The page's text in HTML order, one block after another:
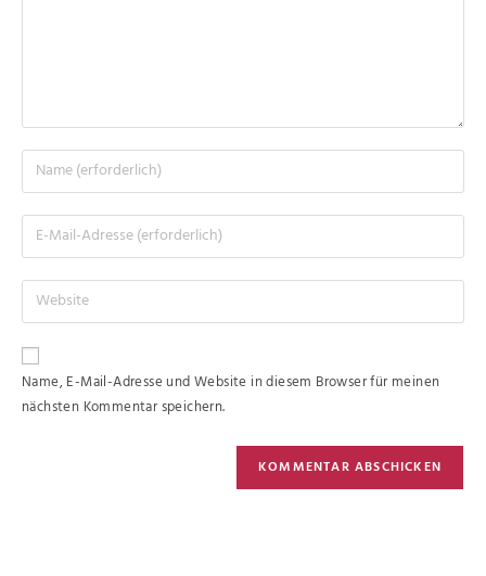
Name, E-Mail-Adresse und Website in diesem Browser für meinen
nächsten Kommentar speichern.